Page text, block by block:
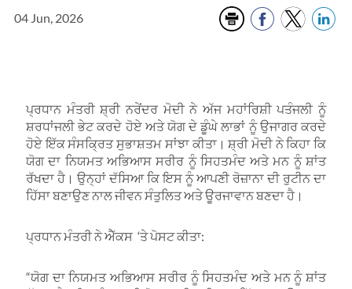
04 Jun, 2026
ਪ੍ਰਧਾਨ ਮੰਤਰੀ ਸ਼੍ਰੀ ਨਰੇਂਦਰ ਮੋਦੀ ਨੇ ਅੱਜ ਮਹਾਂਰਿਸ਼ੀ ਪਤੰਜਲੀ ਨੂੰ
ਸ਼ਰਧਾਂਜਲੀ ਭੇਟ ਕਰਦੇ ਹੋਏ ਅਤੇ ਯੋਗ ਦੇ ਡੂੰਘੇ ਲਾਭਾਂ ਨੂੰ ਉਜਾਗਰ ਕਰਦੇ
ਹੋਏ ਇੱਕ ਸੰਸਕ੍ਰਿਤ ਸੁਭਾਸ਼ਤਮ ਸਾਂਝਾ ਕੀਤਾ। ਸ਼੍ਰੀ ਮੋਦੀ ਨੇ ਕਿਹਾ ਕਿ
ਯੋਗ ਦਾ ਨਿਯਮਤ ਅਭਿਆਸ ਸਰੀਰ ਨੂੰ ਸਿਹਤਮੰਦ ਅਤੇ ਮਨ ਨੂੰ ਸ਼ਾਂਤ
ਰੱਖਦਾ ਹੈ। ਉਨ੍ਹਾਂ ਦੱਸਿਆ ਕਿ ਇਸ ਨੂੰ ਆਪਣੀ ਰੋਜ਼ਾਨਾ ਦੀ ਰੁਟੀਨ ਦਾ
ਹਿੱਸਾ ਬਣਾਉਣ ਨਾਲ ਜੀਵਨ ਸੰਤੁਲਿਤ ਅਤੇ ਊਰਜਾਵਾਨ ਬਣਦਾ ਹੈ।
ਪ੍ਰਧਾਨ ਮੰਤਰੀ ਨੇ ਐੱਕਸ ‘ਤੇ ਪੋਸਟ ਕੀਤਾ:
“ਯੋਗ ਦਾ ਨਿਯਮਤ ਅਭਿਆਸ ਸਰੀਰ ਨੂੰ ਸਿਹਤਮੰਦ ਅਤੇ ਮਨ ਨੂੰ ਸ਼ਾਂਤ